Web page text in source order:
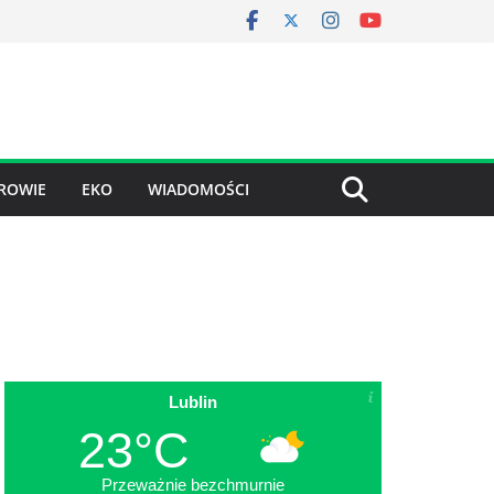
EKO WIADOMOŚCI
Lublin
23°C
Przeważnie bezchmurnie